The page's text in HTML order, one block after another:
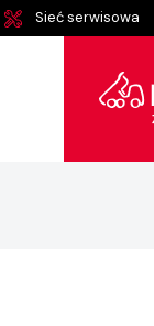
Sieć serwisowa